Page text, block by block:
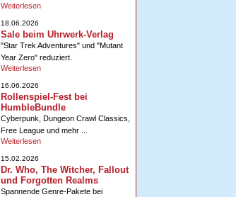
Weiterlesen
18.06.2026
Sale beim Uhrwerk-Verlag
"Star Trek Adventures" und "Mutant
Year Zero" reduziert.
Weiterlesen
16.06.2026
Rollenspiel-Fest bei
HumbleBundle
Cyberpunk, Dungeon Crawl Classics,
Free League und mehr ...
Weiterlesen
15.02.2026
Dr. Who, The Witcher, Fallout
und Forgotten Realms
Spannende Genre-Pakete bei